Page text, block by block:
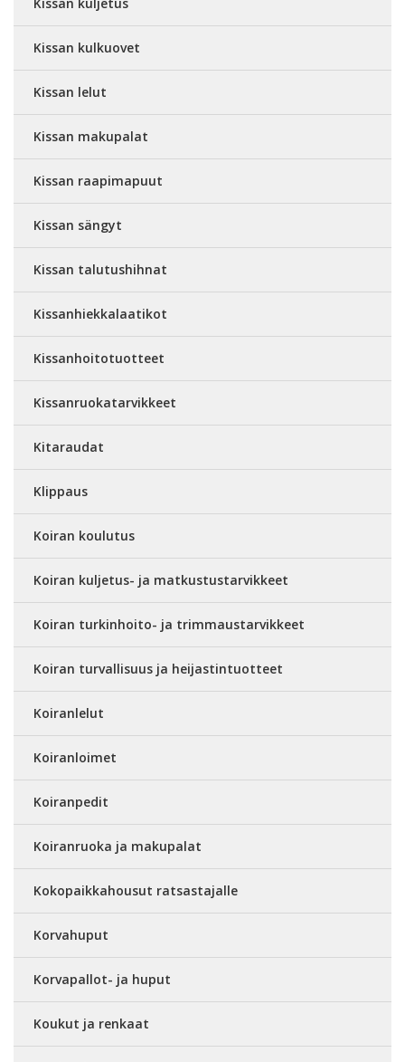
Kissan kulkuovet
Kissan lelut
Kissan makupalat
Kissan raapimapuut
Kissan sängyt
Kissan talutushihnat
Kissanhiekkalaatikot
Kissanhoitotuotteet
Kissanruokatarvikkeet
Kitaraudat
Klippaus
Koiran koulutus
Koiran kuljetus- ja matkustustarvikkeet
Koiran turkinhoito- ja trimmaustarvikkeet
Koiran turvallisuus ja heijastintuotteet
Koiranlelut
Koiranloimet
Koiranpedit
Koiranruoka ja makupalat
Kokopaikkahousut ratsastajalle
Korvahuput
Korvapallot- ja huput
Koukut ja renkaat